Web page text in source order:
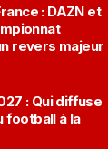
: DAZN et
revers majeur
: Qui diffuse
football à la